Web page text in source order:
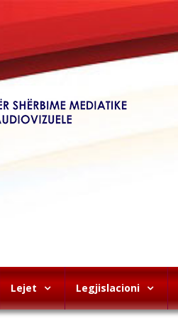
Lejet Legjislacioni